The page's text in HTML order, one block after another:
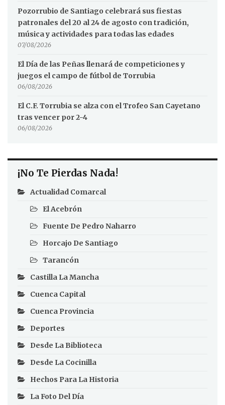
Pozorrubio de Santiago celebrará sus fiestas
patronales del 20 al 24 de agosto con tradición,
música y actividades para todas las edades
07/08/2026
El Día de las Peñas llenará de competiciones y
juegos el campo de fútbol de Torrubia
06/08/2026
El C.F. Torrubia se alza con el Trofeo San Cayetano
tras vencer por 2-4
06/08/2026
¡No Te Pierdas Nada!
Actualidad Comarcal
El Acebrón
Fuente De Pedro Naharro
Horcajo De Santiago
Tarancón
Castilla La Mancha
Cuenca Capital
Cuenca Provincia
Deportes
Desde La Biblioteca
Desde La Cocinilla
Hechos Para La Historia
La Foto Del Día